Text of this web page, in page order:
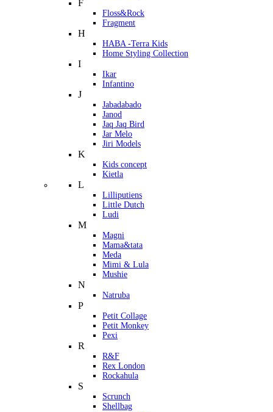
F
Floss&Rock
Fragment
H
HABA -Terra Kids
Home Styling Collection
I
Ikar
Infantino
J
Jabadabado
Janod
Jaq Jaq Bird
Jar Melo
Jiri Models
K
Kids concept
Kietla
L
Lilliputiens
Little Dutch
Ludi
M
Magni
Mama&tata
Meda
Mimi & Lula
Mushie
N
Natruba
P
Petit Collage
Petit Monkey
Pexi
R
R&F
Rex London
Rockahula
S
Scrunch
Shellbag